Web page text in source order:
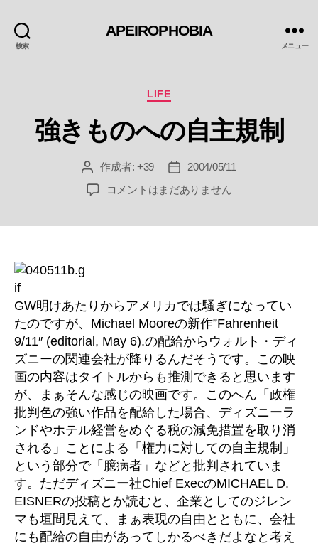
検索
APEIROPHOBIA
メニュー
カ
ゴ
リ
LIFE
強きものへの自主規制
投
稿
者
作成者: +39
投
稿
日
2004/05/11
強
規
制
へ
の
コメントはまだありません
GW明けあたりからアメリカでは騒ぎになってい
たのですが、Michael Mooreの新作”Fahrenheit
9/11″ (editorial, May 6).の配給からウォルト・ディ
ズニーの関連会社が降りるんだそうです。この映
画の内容はタイトルからも推測できると思います
が、まぁそんな感じの映画です。このへん「政権
批判色の強い作品を配給した場合、ディズニーラ
ンドやホテル経営をめぐる税の減免措置を取り消
される」ことによる「権力に対しての自主規制」
という部分で「臆病者」などと批判されていま
す。ただディズニー社Chief ExecのMICHAEL D.
EISNERの投稿とか読むと、企業としてのジレン
マも垣間見えて、まぁ表現の自由とともに、会社
にも配給の自由があってしかるべきだよなと考え